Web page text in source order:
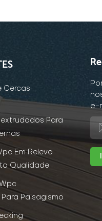
Cercas
Para
Em Relevo
Qualidade
Paisagismo
e-